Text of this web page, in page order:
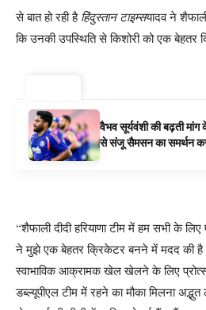
से बात हो रही है हिंदुस्तान टाइम्सयादव ने
कि उनकी उपस्थिति से किशोरी को एक
वैभव सूर्यवंशी की बढ़ती मांग
से संजू सैमसन का समर्थन
“शैफाली दीदी हरियाणा टीम में हम सभी के
ने मुझे एक बेहतर क्रिकेटर बनने में मदद की
स्वाभाविक आक्रामक खेल खेलने के लिए
डब्ल्यूपीएल टीम में रहने का मौका मिलना